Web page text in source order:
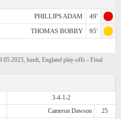
PHILLIPS ADAM
49'
THOMAS BOBBY
95'
lundi, England play-offs - Final
3-4-1-2
Cameron Dawson
25